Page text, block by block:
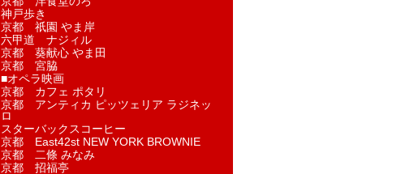
神戸歩き
京都 祇園 やま岸
六甲道 ナジィル
京都 葵献心 やま田
京都 宮脇
■オペラ映画
京都 カフェ ポタリ
京都 アンティカ ピッツェリア ラジネッ
ロ
スターバックスコーヒー
京都 East42st NEW YORK BROWNIE
京都 二條 みなみ
京都 招福亭